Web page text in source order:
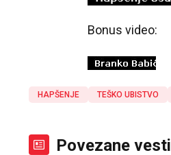
Bonus video:
HAPŠENJE TEŠKO UBISTVO
Povezane vesti